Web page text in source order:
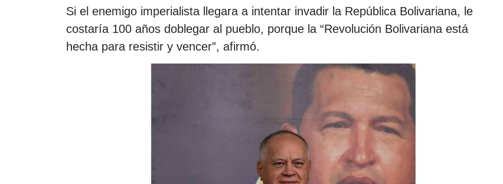
Si el enemigo imperialista llegara a intentar invadir la República Bolivariana, le
costaría 100 años doblegar al pueblo, porque la “Revolución Bolivariana está
hecha para resistir y vencer”, afirmó.